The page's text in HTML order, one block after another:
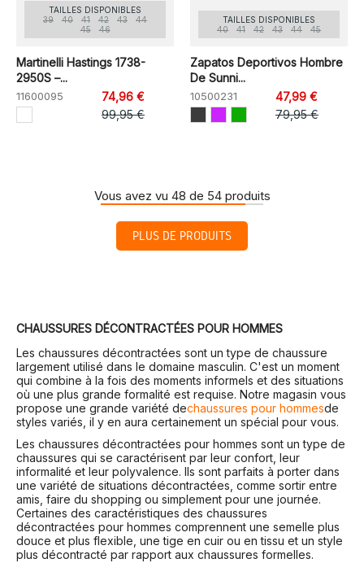
TAILLES DISPONIBLES
39
40 41 42 43
44
45
46
Martinelli Hastings 1738-
2950S –...
11600095
74,96 €
99,95 €
TAILLES DISPONIBLES
40
41 42 43 44 45
Zapatos Deportivos Hombre
De Sunni...
10500231
47,99 €
79,95 €
Vous avez vu 48 de 54 produits
PLUS DE PRODUITS
CHAUSSURES DÉCONTRACTÉES POUR HOMMES
Les chaussures décontractées sont un type de chaussure
largement utilisé dans le domaine masculin. C'est un moment
qui combine à la fois des moments informels et des situations
où une plus grande formalité est requise. Notre magasin vous
propose une grande variété dechaussures pour hommesde
styles variés, il y en aura certainement un spécial pour vous.
Les chaussures décontractées pour hommes sont un type de
chaussures qui se caractérisent par leur confort, leur
informalité et leur polyvalence. Ils sont parfaits à porter dans
une variété de situations décontractées, comme sortir entre
amis, faire du shopping ou simplement pour une journée.
Certaines des caractéristiques des chaussures
décontractées pour hommes comprennent une semelle plus
douce et plus flexible, une tige en cuir ou en tissu et un style
plus décontracté par rapport aux chaussures formelles.